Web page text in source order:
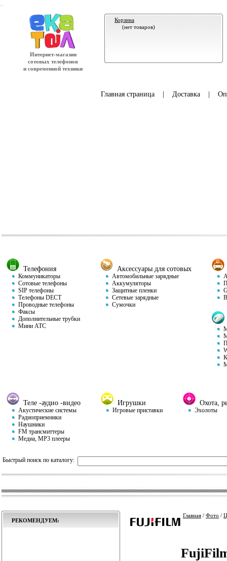
Интернет-магазин
сотовых телефонов
и современной техники
Корзина
(нет товаров)
Главная страница| Доставка|
Телефония
Коммуникаторы
Сотовые телефоны
SIP телефоны
Телефоны DECT
Проводные телефоны
Факсы
Дополнительные трубки
Мини АТС
Аксессуары для сотовых
Автомобильные зарядные
Аккумуляторы
Защитные пленки
Сетевые зарядные
Сумочки
Теле -аудио -видео
Акустические системы
Радиоприемники
Наушники
FM трансмиттеры
Медиа, MP3 плееры
Игрушки
Игровые приставки
Охота,
Эхолоты
Быстрый поиск по каталогу:
РЕКОМЕНДУЕМ:
Главная / Фото /